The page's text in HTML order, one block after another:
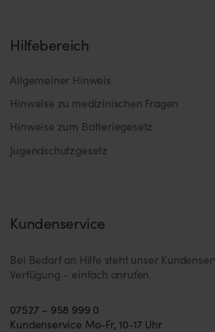
Hilfebereich
Allgemeiner Hinweis
Hinweise zu medizinischen Fragen
Hinweise zum Batteriegesetz
Jugendschutzgesetz
Kundenservice
Bei Bedarf an Hilfe steht unser
Verfügung – einfach anrufen.
07527 – 958 999 0
Kundenservice Mo-Fr, 10-17 Uhr